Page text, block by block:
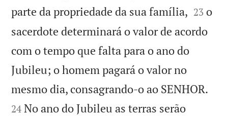
parte da propriedade da sua família, 

23 o
sacerdote determinará o valor de acordo
com o tempo que falta para o ano do
Jubileu; o homem pagará o valor no
mesmo dia, consagrando-o ao SENHOR.
24 No ano do Jubileu as terras serão